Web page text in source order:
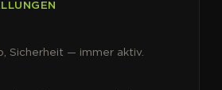
Seeds
Sicherheit — immer aktiv.